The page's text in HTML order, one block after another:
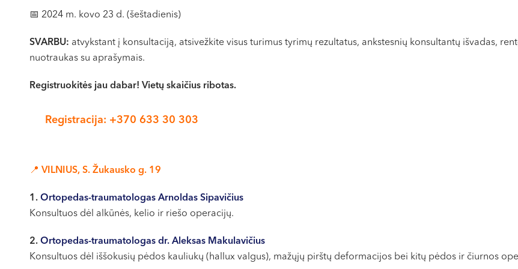
📅 2024 m. kovo 23 d. (šeštadienis)
SVARBU: atvykstant į konsultaciją, atsivežkite visus turimus tyrimų rezultatus, ankstesnių konsultantų išvadas,
nuotraukas su aprašymais.
Registruokitės jau dabar! Vietų skaičius ribotas.
Registracija: +370 633 30 303
📍 VILNIUS, S. Žukausko g. 19
1. Ortopedas-traumatologas Arnoldas Sipavičius
Konsultuos dėl alkūnės, kelio ir riešo operacijų.
2. Ortopedas-traumatologas dr. Aleksas Makulavičius
Konsultuos dėl iššokusių pėdos kauliukų (hallux valgus), mažųjų pirštų deformacijos bei kitų pėdos ir čiurnos